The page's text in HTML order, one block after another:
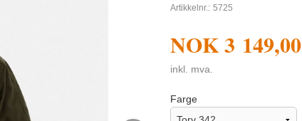
Artikkelnr.: 5725
NOK3 149,00
inkl. mva.
Farge